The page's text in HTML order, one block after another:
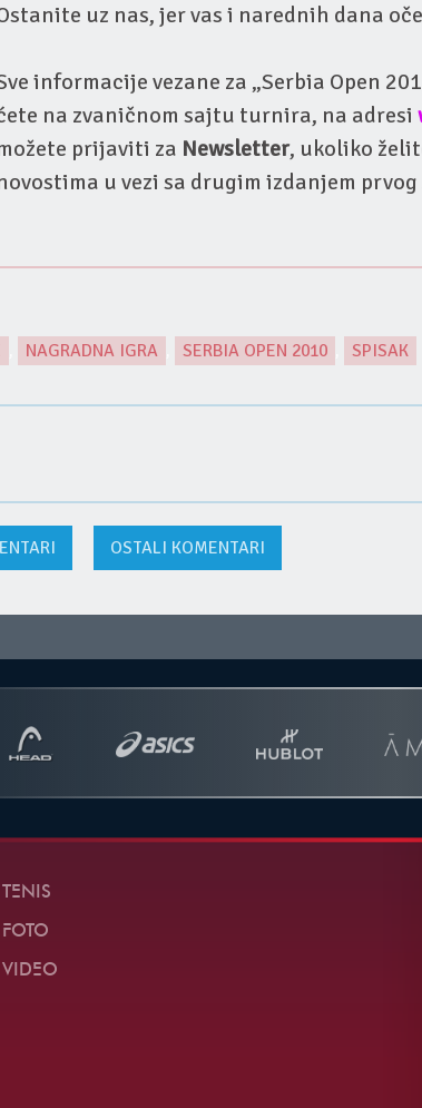
uz nas, jer vas i narednih dana
informacije vezane za „Serbia Open
na zvaničnom sajtu turnira, na adresi
prijaviti za Newsletter, ukoliko
u vezi sa drugim izdanjem
NAGRADNA IGRA SERBIA OPEN 2010 SPISAK
OSTALI KOMENTARI
TENIS
FOTO
VIDEO